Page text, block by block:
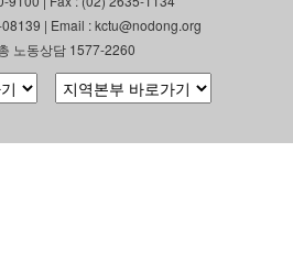
| Email : kctu@nodong.org
노동상담 1577-2260